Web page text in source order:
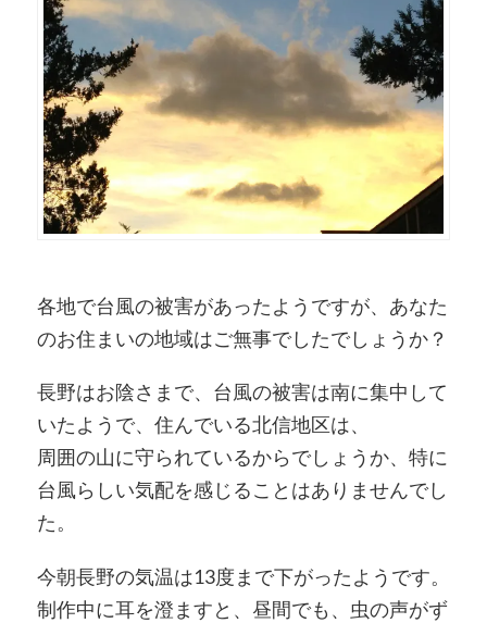
各地で台風の被害があったようですが、あなた
のお住まいの地域はご無事でしたでしょうか？
長野はお陰さまで、台風の被害は南に集中して
いたようで、住んでいる北信地区は、
周囲の山に守られているからでしょうか、特に
台風らしい気配を感じることはありませんでし
た。
今朝長野の気温は13度まで下がったようです。
制作中に耳を澄ますと、昼間でも、虫の声がず